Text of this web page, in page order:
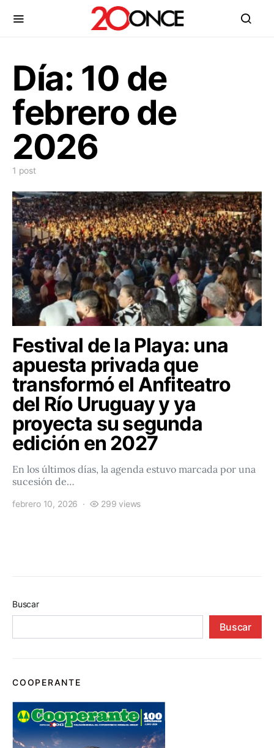
Día: 10 de
febrero de
2026
1 post
Festival de la Playa: una
apuesta privada que
transformó el Anfiteatro
del Río Uruguay y ya
proyecta su segunda
edición en 2027
En los últimos días, la agenda estuvo marcada por una
sucesión de…
febrero 10, 2026 299 views
Buscar
Buscar
COOPERANTE